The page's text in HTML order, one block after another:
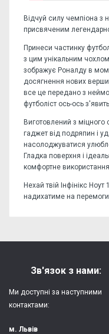
Відчуй силу чемпіона з
присвяченим
Принеси частинку
з цим унікальним
зображує Роналду в
досягнення нових
все це передано з
футболіст ось-ось
Виготовлений з міцного
гаджет від подряпин і
насолоджуватися
Гладка поверхня і
комфортне використання.
Нехай твій Інфінікс
надихатиме на перемоги
Захист:
Якість:
Напишіть
Зв'язок з нами:
Ми доступні за наступними
контактами:
м. Львів